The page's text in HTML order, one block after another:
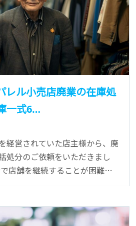
レル小売店廃業の在庫処
一式6…
経営されていた店主様から、廃
処分のご依頼をいただきまし
店舗を継続することが困難…